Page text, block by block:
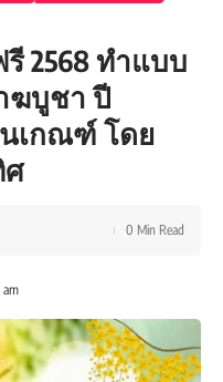
2568 ทำแบบ
ฆบูชา ปี
เกณฑ์ โดย
ศ
0 Min Read